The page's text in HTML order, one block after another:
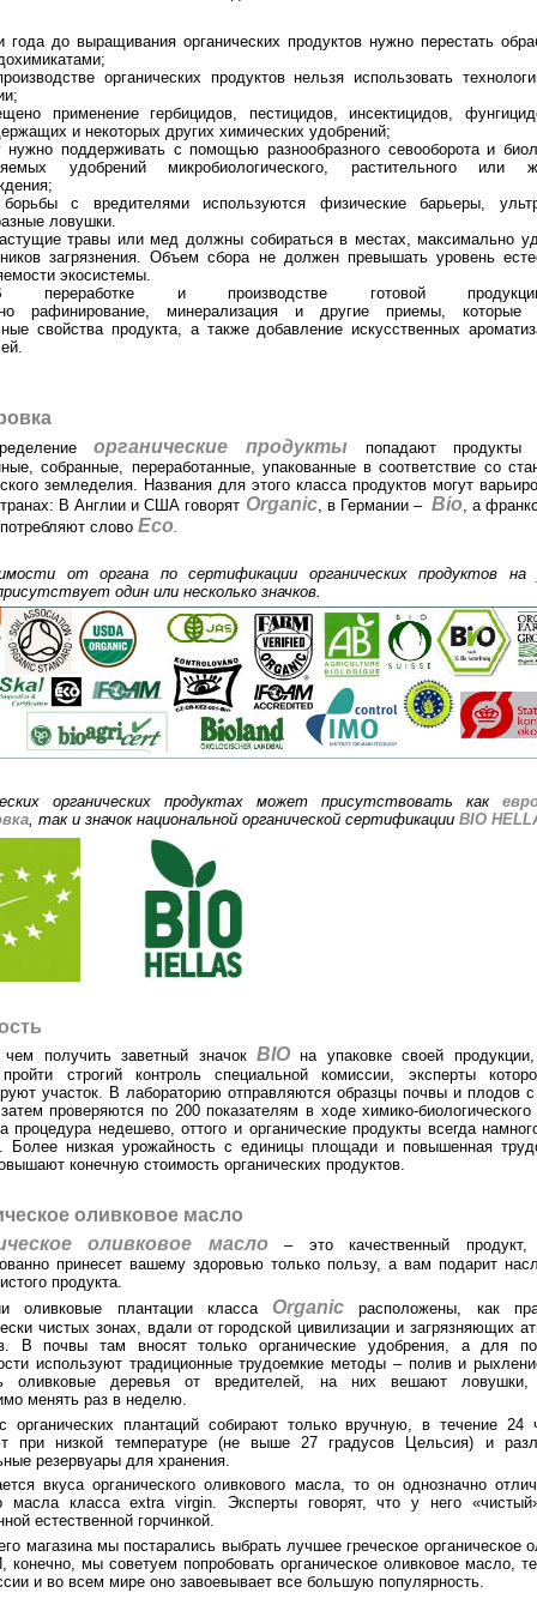
года до выращивания органических продуктов нужно перестать
органических продуктов нельзя использовать
применение гербицидов, пестицидов, инсектицидов,
и некоторых других химических удобрений;
поддерживать с помощью разнообразного севооборота и
удобрений микробиологического, растительного или
с вредителями используются физические барьеры,
ловушки.
травы или мед должны собираться в местах, максимально
загрязнения. Объем сбора не должен превышать уровень
экосистемы.
и производстве готовой
рафинирование, минерализация и другие приемы, которые
свойства продукта, а также добавление искусственных
органические продукты попадают продукты
собранные, переработанные, упакованные в соответствие со
земледелия. Названия для этого класса продуктов могут
В Англии и США говорят Organic, в Германии – Bio, а
слово Eco
от органа по сертификации органических продуктов на
один или несколько значков.
органических продуктах может присутствовать как
, так и значок национальной органической сертификации BIO
получить заветный значок BIO на упаковке своей
строгий контроль специальной комиссии, эксперты
участок. В лабораторию отправляются образцы почвы и плодов с
проверяются по 200 показателям в ходе химико-биологического
процедура недешево, оттого и органические продукты всегда
Более низкая урожайность с единицы площади и повышенная
конечную стоимость органических продуктов.
оливковое масло
оливковое масло– это качественный продукт,
принесет вашему здоровью только пользу, а вам подарит
продукта.
оливковые плантации класса Organic расположены, как
чистых зонах, вдали от городской цивилизации и загрязняющих
В почвы там вносят только органические удобрения, а для
используют традиционные трудоемкие методы – полив и
оливковые деревья от вредителей, на них вешают ловушки,
менять раз в неделю.
органических плантаций собирают только вручную, в течение 24
при низкой температуре (не выше 27 градусов Цельсия) и
резервуары для хранения.
вкуса органического оливкового масла, то он однозначно
масла класса extra virgin. Эксперты говорят, что у него
естественной горчинкой.
магазина мы постарались выбрать лучшее греческое органическое
конечно, мы советуем попробовать органическое оливковое масло,
и во всем мире оно завоевывает все большую популярность.